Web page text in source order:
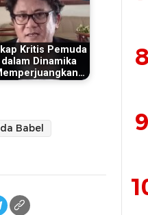
Kritis Pemuda
dalam Dinamika
Babel
8
9